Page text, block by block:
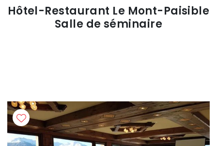
Hôtel-Restaurant Le Mont-Paisible
Salle de séminaire